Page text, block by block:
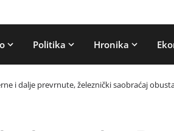
Politika Hronika
i dalje prevrnute, železnički saobraćaj